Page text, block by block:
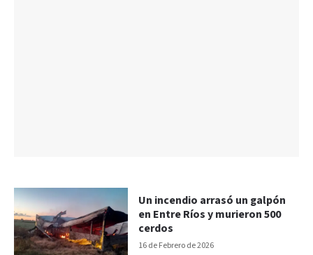
16 de Febrero de 2026
Un incendio arrasó un galpón
en Entre Ríos y murieron 500
cerdos